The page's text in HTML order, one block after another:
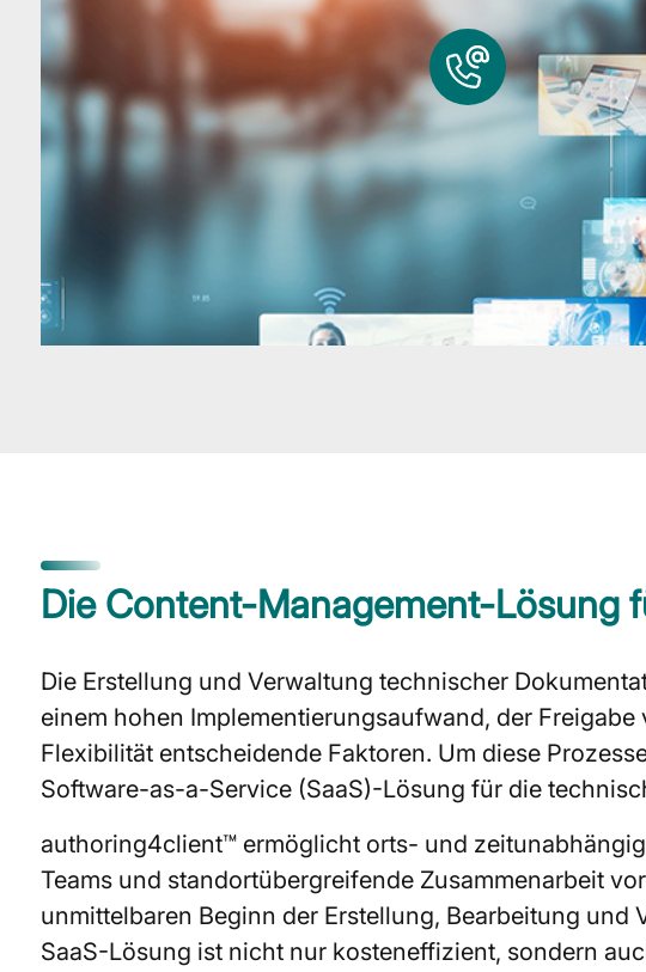
Die Content-Management-Lösung
Die Erstellung und Verwaltung technischer
einem hohen Implementierungsaufwand, der
Flexibilität entscheidende Faktoren. Um diese
Software-as-a-Service (SaaS)-Lösung für die
authoring4client™ ermöglicht orts- und
Teams und standortübergreifende Zusammenarbeit
unmittelbaren Beginn der Erstellung, Bearbeitung
SaaS-Lösung ist nicht nur kosteneffizient, sondern